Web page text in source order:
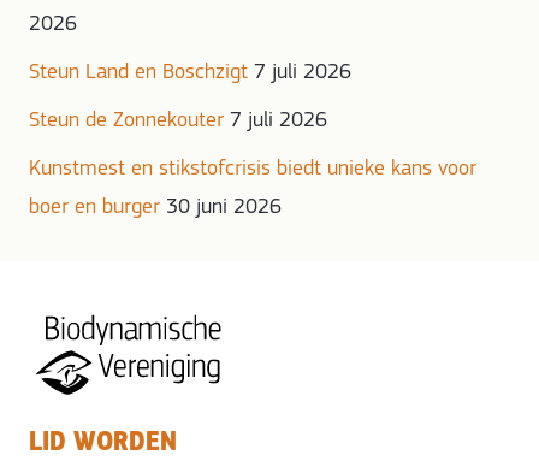
2026
Steun Land en Boschzigt 7 juli 2026
Steun de Zonnekouter 7 juli 2026
Kunstmest en stikstofcrisis biedt unieke kans voor
boer en burger 30 juni 2026
LID WORDEN